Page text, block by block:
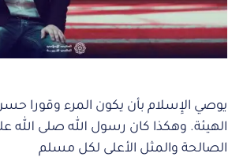
يوصي الإِسلام بأن يكون المرء وقورا
الهيئة. وهكذا كان رسول الله صلى الله
الصالحة والمثل الأعلى لكل مسلم